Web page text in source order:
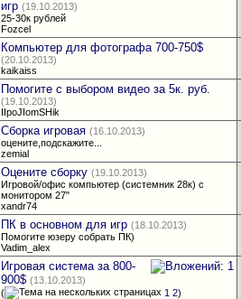
игр (19.10.2013)
25-30к рублей
Fozcel
Компьютер для фотографа 700-750$
(20.10.2013)
kaikaiss
Помогите с выбором видео за 5к. руб.
(19.10.2013)
IIpoJIomSHik
Сборка игровая (16.10.2013)
оцените,подскажите...
zemial
Оцените сборку (19.10.2013)
Игровой/офис компьютер (системник 28к) с
монитором 27"
xandr74
ПК в основном для игр (18.10.2013)
Помогите юзеру собрать ПК)
Vadim_alex
Игровая система за 800-
900$ (13.10.2013)
(
1 2)